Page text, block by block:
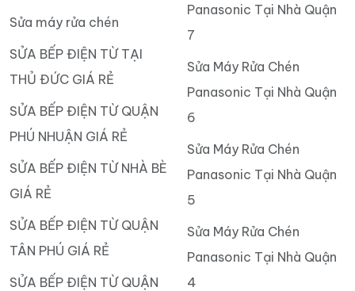
Sửa máy rửa chén
SỬA BẾP ĐIỆN TỪ TẠI
THỦ ĐỨC GIÁ RẺ
SỬA BẾP ĐIỆN TỪ QUẬN
PHÚ NHUẬN GIÁ RẺ
SỬA BẾP ĐIỆN TỪ NHÀ BÈ
GIÁ RẺ
SỬA BẾP ĐIỆN TỪ QUẬN
TÂN PHÚ GIÁ RẺ
SỬA BẾP ĐIỆN TỪ QUẬN
Panasonic Tại Nhà Quận
7
Sửa Máy Rửa Chén
Panasonic Tại Nhà Quận
6
Sửa Máy Rửa Chén
Panasonic Tại Nhà Quận
5
Sửa Máy Rửa Chén
Panasonic Tại Nhà Quận
4